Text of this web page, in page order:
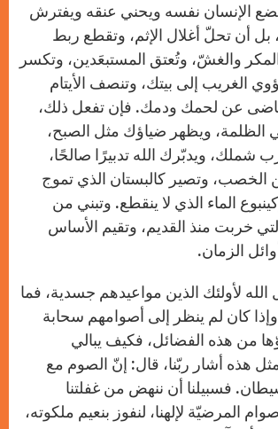
الإنسان نفسه ويحني عنقه ويفترش
بل أن تحلّ أغلال الإثم، وتقطع ربط
والغشّ، وتُعتق المستبعَدين، وتكسر
الغريب إلى بيتك، وتنصف الأيتام
عن لحمك ودمك. فإن تفعل ذلك،
ويظهر ضياؤك مثل الصبح،
شملك، ويدبّرك الله تدبيرًا صالحًا،
وتصير كالبستان الذي تموج
الماء الذي لا ينقطع. وتبني من
خربت منذ القديم، وتقيم الأساس
الزمان.
الله لأولئك الذين مواعيدهم جسدية، فما
كان لم ينظر إلى أصوامهم سحابة
من هذه الفضائل، فكيف يبالي
هذه أشار ربّنا، قال: إنّ الصوم مع
فسبيلنا أن ننهض من غفلتنا
المرضيّة لإلهنا، لنفوز بنعيم ملكوته،